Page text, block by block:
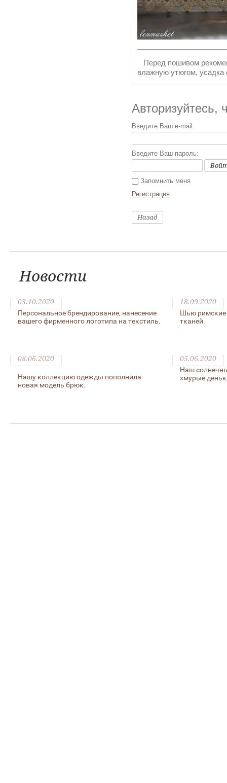
Перед пошивом
влажную утюгом,
Авторизуйтесь,
Введите Ваш e-mail:
Введите Ваш пароль:
Запомнить меня
Регистрация
Назад
Новости
03.10.2020
Персональное брендирование, нанесение
вашего фирменного логотипа на текстиль.
18.09.2020
Шью римские
тканей.
08.06.2020
Нашу коллекцию одежды пополнила
новая модель брюк.
05.06.2020
Наш
хмурые